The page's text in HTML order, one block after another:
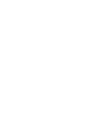
复使最难的事变得容易
更敏锐，使潜意识工作
99℃就停止加温的话，
都利用了重复
一句真理反复重复，